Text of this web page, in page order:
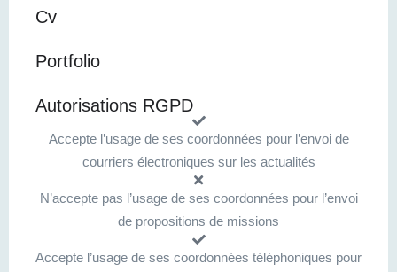
Cv
Portfolio
Autorisations RGPD
Accepte l’usage de ses coordonnées pour l’envoi de
courriers électroniques sur les actualités
N’accepte pas l’usage de ses coordonnées pour l’envoi
de propositions de missions
Accepte l’usage de ses coordonnées téléphoniques pour